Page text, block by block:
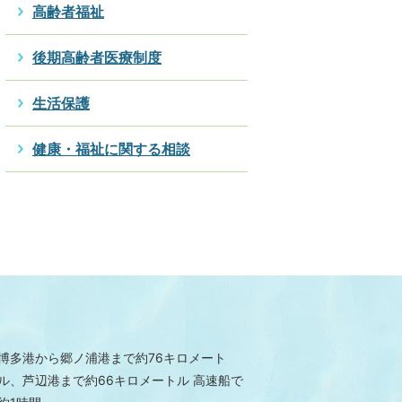
高齢者福祉
後期高齢者医療制度
生活保護
健康・福祉に関する相談
多港から郷ノ浦港まで約76キロメート
、芦辺港まで約66キロメートル 高速船で